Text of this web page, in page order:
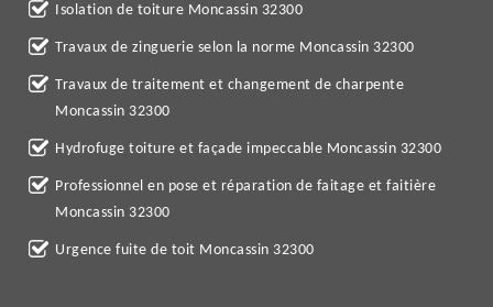
Isolation de toiture Moncassin 32300
Travaux de zinguerie selon la norme Moncassin 32300
Travaux de traitement et changement de charpente
Moncassin 32300
Hydrofuge toiture et façade impeccable Moncassin 32300
Professionnel en pose et réparation de faitage et faitière
Moncassin 32300
Urgence fuite de toit Moncassin 32300